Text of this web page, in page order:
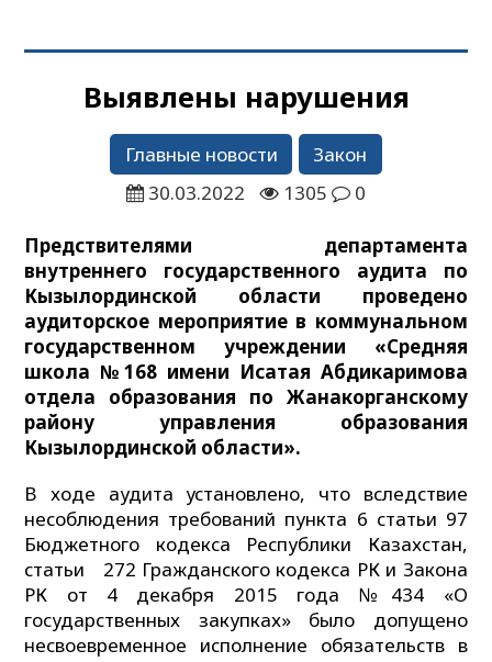
Выявлены нарушения
Главные новости
Закон
30.03.2022
1305 0
Предствителями департамента
внутреннего государственного аудита по
Кызылординской области проведено
аудиторское мероприятие в коммунальном
государственном учреждении «Средняя
школа №168 имени Исатая Абдикаримова
отдела образования по Жанакорганскому
району управления образования
Кызылординской области».
В ходе аудита установлено, что вследствие
несоблюдения требований пункта 6 статьи 97
Бюджетного кодекса Республики Казахстан,
статьи 272 Гражданского кодекса РК и Закона
РК от 4 декабря 2015 года №434 «О
государственных закупках» было допущено
несвоевременное исполнение обязательств в